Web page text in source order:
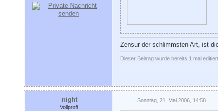
Zensur der schlimmsten Art, ist
Dieser Beitrag wurde bereits 1 mal
night
Vollprofi
Sonntag, 21. Mai 2006, 14:58